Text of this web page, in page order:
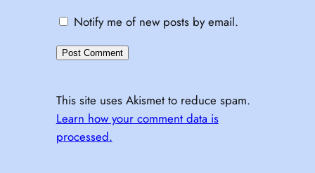
Notify me of new posts by email.
This site uses Akismet to reduce spam.
Learn how your comment data is
processed.